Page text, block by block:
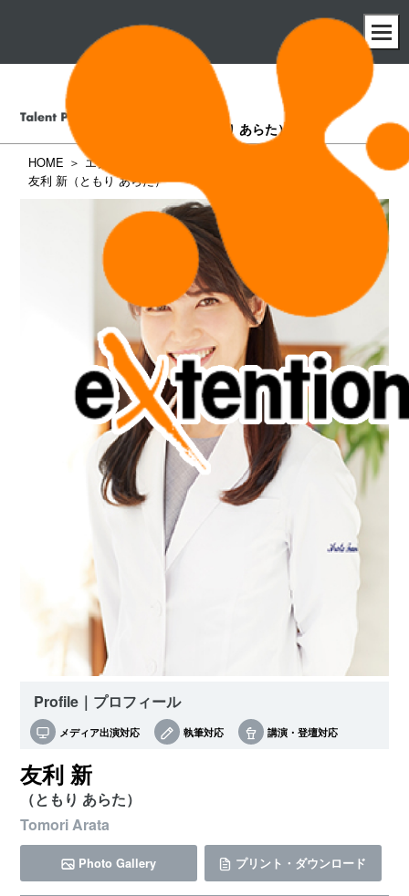
（ともり あらた）
HOME
エクステンション所属タレント一覧
友利 新（ともり あらた）
Profile｜プロフィール
メディア出演対応 執筆対応 講演・登壇対応
友利 新
（ともり あらた）
Tomori Arata
Photo Gallery プリント・ダウンロード